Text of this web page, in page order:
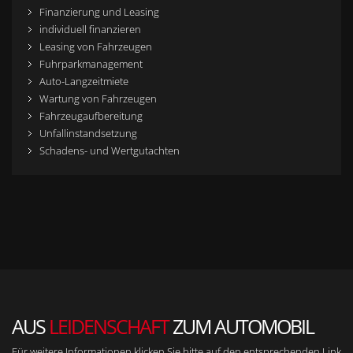
Finanzierung und Leasing
individuell finanzieren
Leasing von Fahrzeugen
Fuhrparkmanagement
Auto-Langzeitmiete
Wartung von Fahrzeugen
Fahrzeugaufbereitung
Unfallinstandsetzung
Schadens- und Wertgutachten
AUS LEIDENSCHAFTZUM AUTOMOBIL